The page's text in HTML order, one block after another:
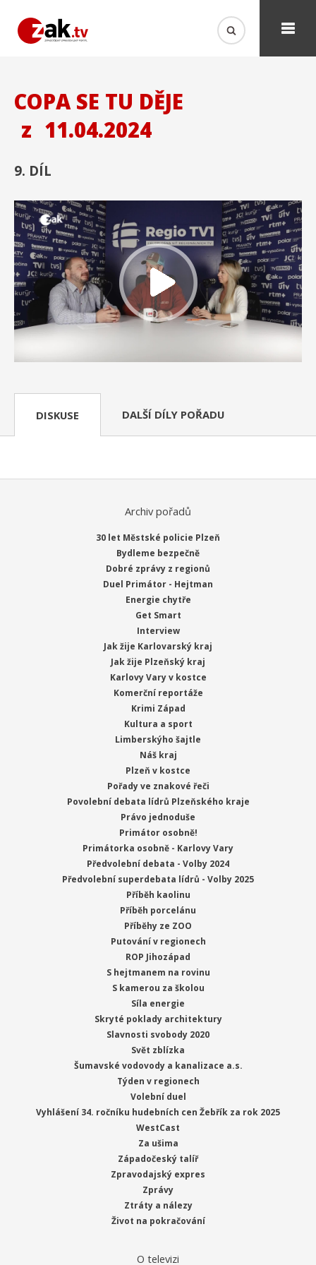
COPA SE TU DĚJE
z 11.04.2024
9. DÍL
DISKUSE DALŠÍ DÍLY POŘADU
Archiv pořadů
30 let Městské policie Plzeň
Bydleme bezpečně
Dobré zprávy z regionů
Duel Primátor - Hejtman
Energie chytře
Get Smart
Interview
Jak žije Karlovarský kraj
Jak žije Plzeňský kraj
Karlovy Vary v kostce
Komerční reportáže
Krimi Západ
Kultura a sport
Limberskýho šajtle
Náš kraj
Plzeň v kostce
Pořady ve znakové řeči
Povolební debata lídrů Plzeňského kraje
Právo jednoduše
Primátor osobně!
Primátorka osobně - Karlovy Vary
Předvolební debata - Volby 2024
Předvolební superdebata lídrů - Volby 2025
Příběh kaolinu
Příběh porcelánu
Příběhy ze ZOO
Putování v regionech
ROP Jihozápad
S hejtmanem na rovinu
S kamerou za školou
Síla energie
Skryté poklady architektury
Slavnosti svobody 2020
Svět zblízka
Šumavské vodovody a kanalizace a.s.
Týden v regionech
Volební duel
Vyhlášení 34. ročníku hudebních cen Žebřík za rok 2025
WestCast
Za ušima
Západočeský talíř
Zpravodajský expres
Zprávy
Ztráty a nálezy
Život na pokračování
O televizi